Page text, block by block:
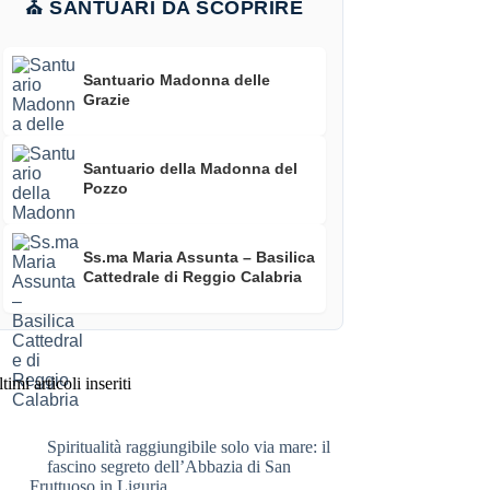
⛪ SANTUARI DA SCOPRIRE
Santuario Madonna delle
Grazie
Santuario della Madonna del
Pozzo
Ss.ma Maria Assunta – Basilica
Cattedrale di Reggio Calabria
articoli inseriti
Spiritualità raggiungibile solo via mare: il
fascino segreto dell’Abbazia di San
Fruttuoso in Liguria